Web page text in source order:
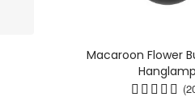
Macaroon Flower
Hanglamp